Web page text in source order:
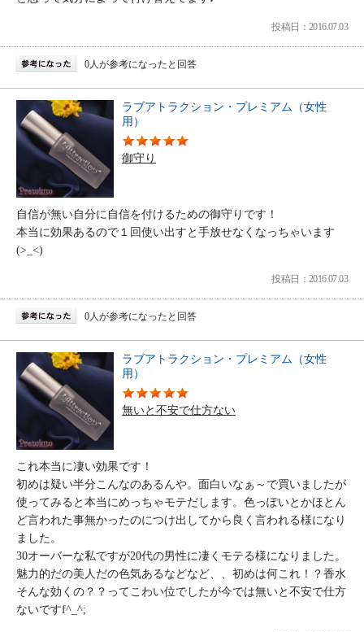
投稿日：2016.07.03
0人が参考になったと回答
ラブアトラクション・プレミアム（女性
用）
御守り
自信が無い自分に自信を付けるための御守りです！
本当に効果あるので１回使い出すと手放せなくなっちゃいます
(>_<)
投稿日：2016.07.03
0人が参考になったと回答
ラブアトラクション・プレミアム（女性
用）
無いと不安で仕方ない
これ本当に凄い効果です！
初めは疑い半分こんなのあるんや。面白いなぁ～で買いましたが
使ってみると本当にめっちゃモテだします。色っぽいとかほとん
ど言われた事無かったのにつけ出してから良く言われる様になり
ました。
30オーバーな私ですが20代の男性に凄くモテる様になりました。
魅力的だの美人だの色気あるなどなど、、初めは何これ！？香水
そんな効くの？？ってこわい位でしたが今では無いと不安で仕方
ないですf^_^;